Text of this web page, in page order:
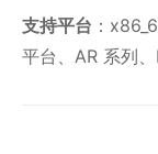
支持平台 ：
平台、AR 系列